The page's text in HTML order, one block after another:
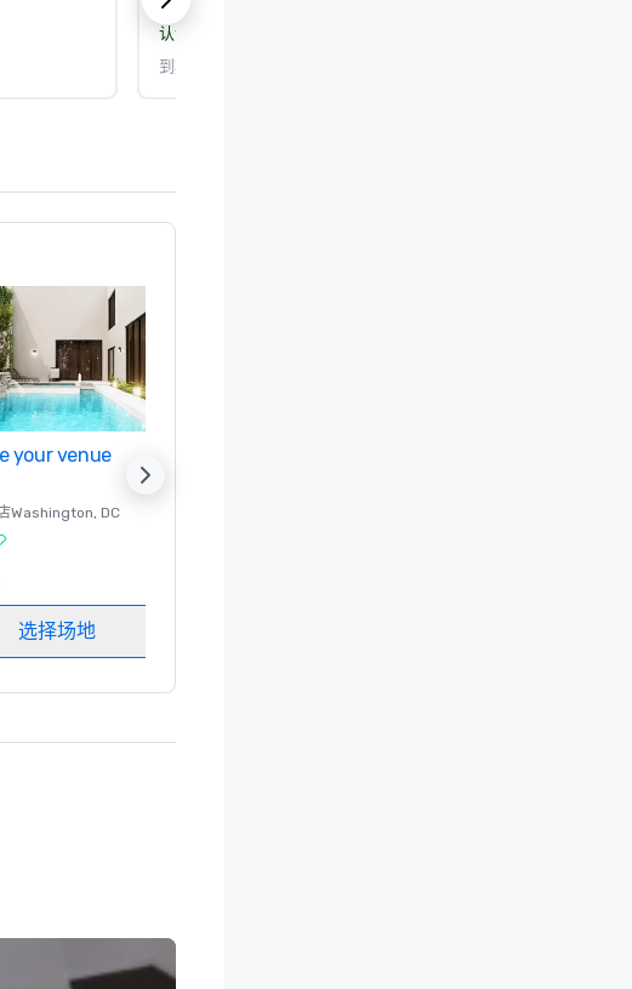
认证机构：
到期日期： 2026/9/25
your venue
Washington, DC
选择场地